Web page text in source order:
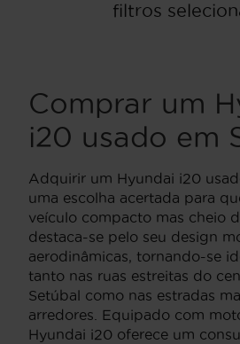
filtros
Comprar um
i20 usado em
Adquirir um Hyundai i20
uma escolha acertada para
veículo compacto mas cheio
destaca-se pelo seu design
aerodinâmicas, tornando-se
tanto nas ruas estreitas do
Setúbal como nas estradas
arredores. Equipado com
Hyundai i20 oferece um